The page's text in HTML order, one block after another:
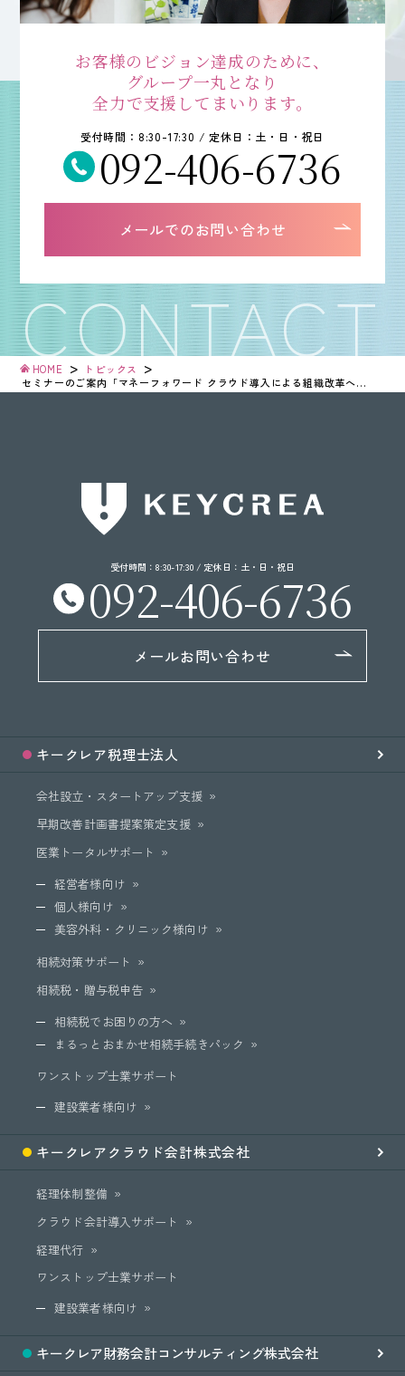
お客様のビジョン達成のために、
グループ一丸となり
全力で支援してまいります。
受付時間：8:30-17:30 / 定休日：土・日・祝日
092-406-6736
メールでのお問い合わせ
HOME > トピックス >
セミナーのご案内「マネーフォワード クラウド導入による組織改革への軌跡」5都市で開催
受付時間：8:30-17:30 / 定休日：土・日・祝日
092-406-6736
メールお問い合わせ
キークレア税理士法人
会社設立・スタートアップ支援
早期改善計画書提案策定支援
医業トータルサポート
経営者様向け
個人様向け
美容外科・クリニック様向け
相続対策サポート
相続税・贈与税申告
相続税でお困りの方へ
まるっとおまかせ相続手続きパック
ワンストップ士業サポート
建設業者様向け
キークレアクラウド会計株式会社
経理体制整備
クラウド会計導入サポート
経理代行
ワンストップ士業サポート
建設業者様向け
キークレア財務会計コンサルティング株式会社